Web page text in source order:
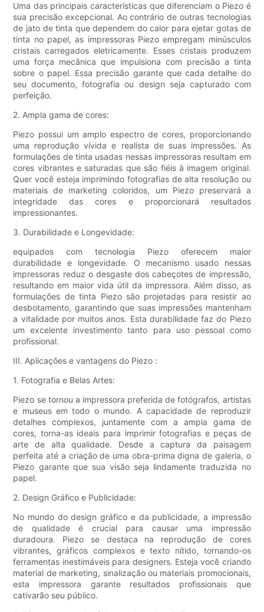
Uma das principais características que diferenciam o Piezo é
sua precisão excepcional. Ao contrário de outras tecnologias
de jato de tinta que dependem do calor para ejetar gotas de
tinta no papel, as impressoras Piezo empregam minúsculos
cristais carregados eletricamente. Esses cristais produzem
uma força mecânica que impulsiona com precisão a tinta
sobre o papel. Essa precisão garante que cada detalhe do
seu documento, fotografia ou design seja capturado com
perfeição.
2. Ampla gama de cores:
Piezo possui um amplo espectro de cores, proporcionando
uma reprodução vívida e realista de suas impressões. As
formulações de tinta usadas nessas impressoras resultam em
cores vibrantes e saturadas que são fiéis à imagem original.
Quer você esteja imprimindo fotografias de alta resolução ou
materiais de marketing coloridos, um Piezo preservará a
integridade das cores e proporcionará resultados
impressionantes.
3. Durabilidade e Longevidade:
equipados com tecnologia Piezo oferecem maior
durabilidade e longevidade. O mecanismo usado nessas
impressoras reduz o desgaste dos cabeçotes de impressão,
resultando em maior vida útil da impressora. Além disso, as
formulações de tinta Piezo são projetadas para resistir ao
desbotamento, garantindo que suas impressões mantenham
a vitalidade por muitos anos. Esta durabilidade faz do Piezo
um excelente investimento tanto para uso pessoal como
profissional.
III. Aplicações e vantagens do Piezo :
1. Fotografia e Belas Artes:
Piezo se tornou a impressora preferida de fotógrafos, artistas
e museus em todo o mundo. A capacidade de reproduzir
detalhes complexos, juntamente com a ampla gama de
cores, torna-as ideais para imprimir fotografias e peças de
arte de alta qualidade. Desde a captura da paisagem
perfeita até a criação de uma obra-prima digna de galeria, o
Piezo garante que sua visão seja lindamente traduzida no
papel.
2. Design Gráfico e Publicidade:
No mundo do design gráfico e da publicidade, a impressão
de qualidade é crucial para causar uma impressão
duradoura. Piezo se destaca na reprodução de cores
vibrantes, gráficos complexos e texto nítido, tornando-os
ferramentas inestimáveis ​​para designers. Esteja você criando
material de marketing, sinalização ou materiais promocionais,
esta impressora garante resultados profissionais que
cativarão seu público.